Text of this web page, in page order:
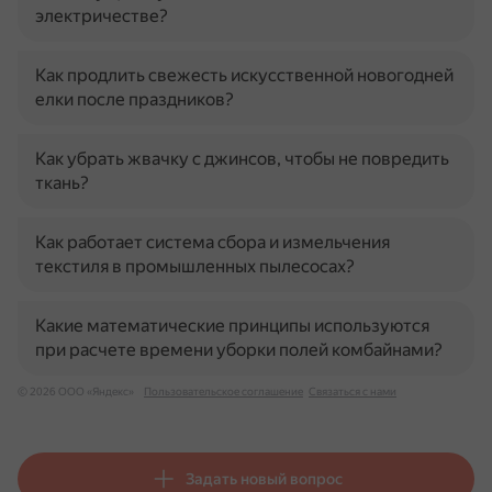
электричестве?
Как продлить свежесть искусственной новогодней
елки после праздников?
Как убрать жвачку с джинсов, чтобы не повредить
ткань?
Как работает система сбора и измельчения
текстиля в промышленных пылесосах?
Какие математические принципы используются
при расчете времени уборки полей комбайнами?
© 2026 ООО «Яндекс» Пользовательское соглашение Связаться с нами
Задать новый вопрос